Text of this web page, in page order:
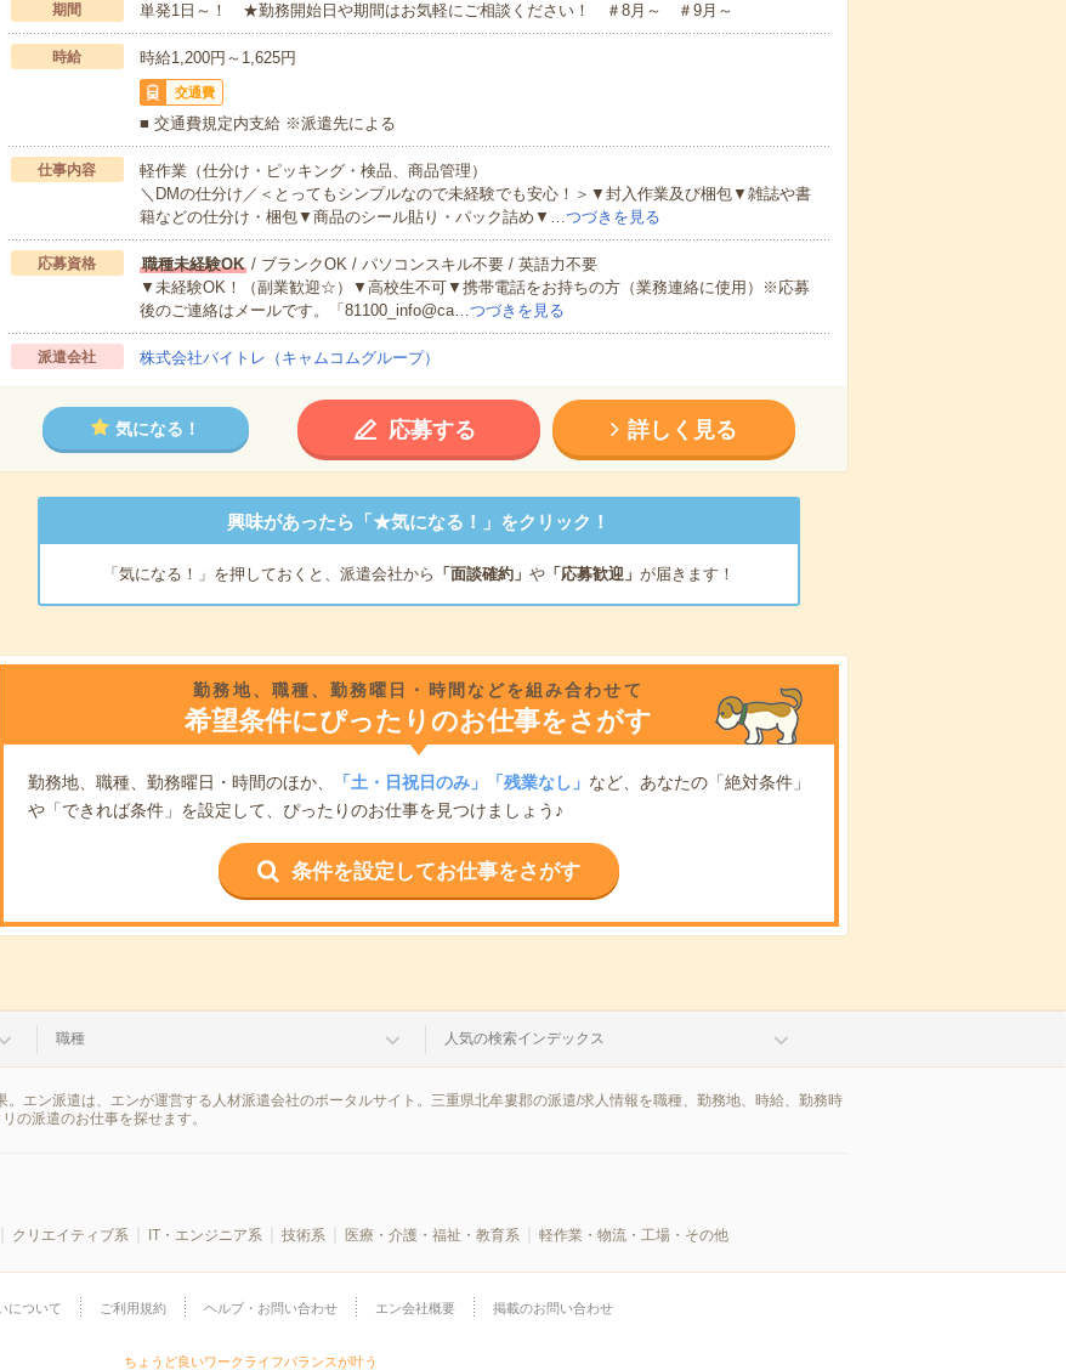
期間 単発1日～！ ★勤務開始日や期間はお気軽にご相談ください！ ＃8月～ ＃9月～
時給 時給1,200円～1,625円
交通費
■ 交通費規定内支給 ※派遣先による
仕事内容
軽作業（仕分け・ピッキング・検品、商品管理）
＼DMの仕分け／＜とってもシンプルなので未経験でも安心！＞▼封入作業及び梱包▼雑誌や書
籍などの仕分け・梱包▼商品のシール貼り・パック詰め▼…つづきを見る
応募資格 職種未経験OK/ ブランクOK / パソコンスキル不要 / 英語力不要
▼未経験OK！（副業歓迎☆）▼高校生不可▼携帯電話をお持ちの方（業務連絡に使用）※応募
後のご連絡はメールです。「81100_info@ca…つづきを見る
派遣会社 株式会社バイトレ（キャムコムグループ）
気になる！ 応募する 詳しく見る
興味があったら「★気になる！」をクリック！
「気になる！」を押しておくと、派遣会社から 「面談確約」 や「応募歓迎」 が届きます！
勤務地、職種、勤務曜日・時間などを組み合わせて
希望条件にぴったりのお仕事をさがす
勤務地、職種、勤務曜日・時間のほか、 「土・日祝日のみ」「残業なし」 など、あなたの「絶対条件」
や「できれば条件」を設定して、ぴったりのお仕事を見つけましょう♪
条件を設定してお仕事をさがす
職種 人気の検索インデックス
エン派遣は、エンが運営する人材派遣会社のポータルサイト。三重県北牟婁郡の派遣/求人情報を職種、勤務地、時給、勤務時
の派遣のお仕事を探せます。
クリエイティブ系 IT・エンジニア系 技術系 医療・介護・福祉・教育系 軽作業・物流・工場・その他
について ご利用規約 ヘルプ・お問い合わせ エン会社概要 掲載のお問い合わせ
ちょうど良いワークライフバランスが叶う